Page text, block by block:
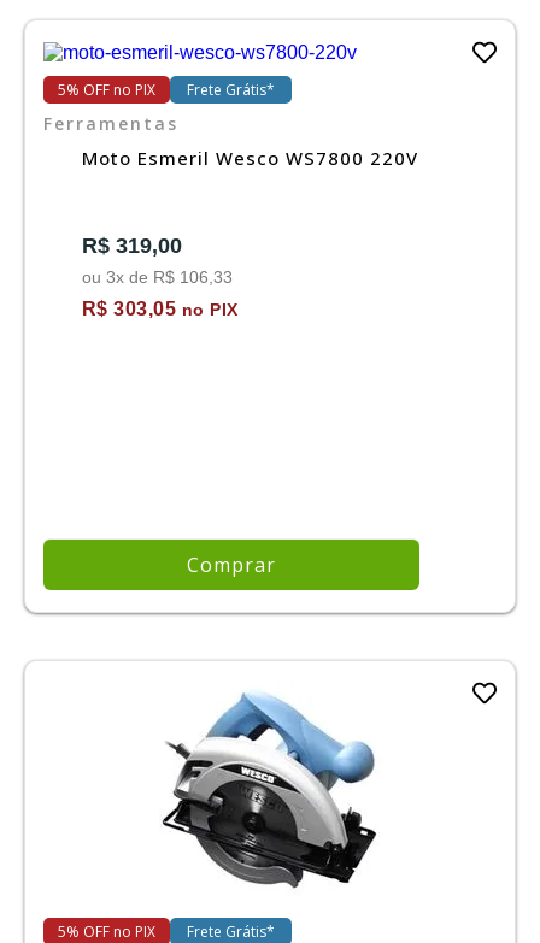
5% OFF no PIX Frete Grátis*
Ferramentas
Moto Esmeril Wesco WS7800 220V
R$ 319,00
ou 3x de R$ 106,33
R$ 303,05 no PIX
Comprar
5% OFF no PIX Frete Grátis*